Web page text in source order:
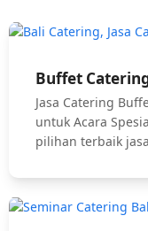
Buffet
Jasa Catering
untuk Acara
pilihan terbaik